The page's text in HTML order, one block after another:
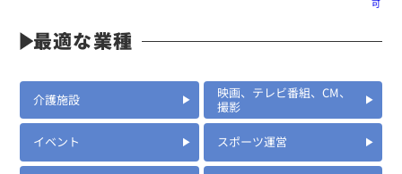
※ケーブル長約75cm
DSE30KC
ハンディ用カナルタイプイヤホンマイク
可
最適な業種
介護施設
映画、テレビ番組、CM、
撮影
イベント スポーツ運営